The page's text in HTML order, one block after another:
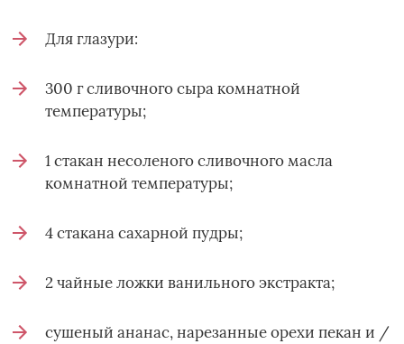
Для глазури:
300 г сливочного сыра комнатной
температуры;
1 стакан несоленого сливочного масла
комнатной температуры;
4 стакана сахарной пудры;
2 чайные ложки ванильного экстракта;
сушеный ананас, нарезанные орехи пекан и /